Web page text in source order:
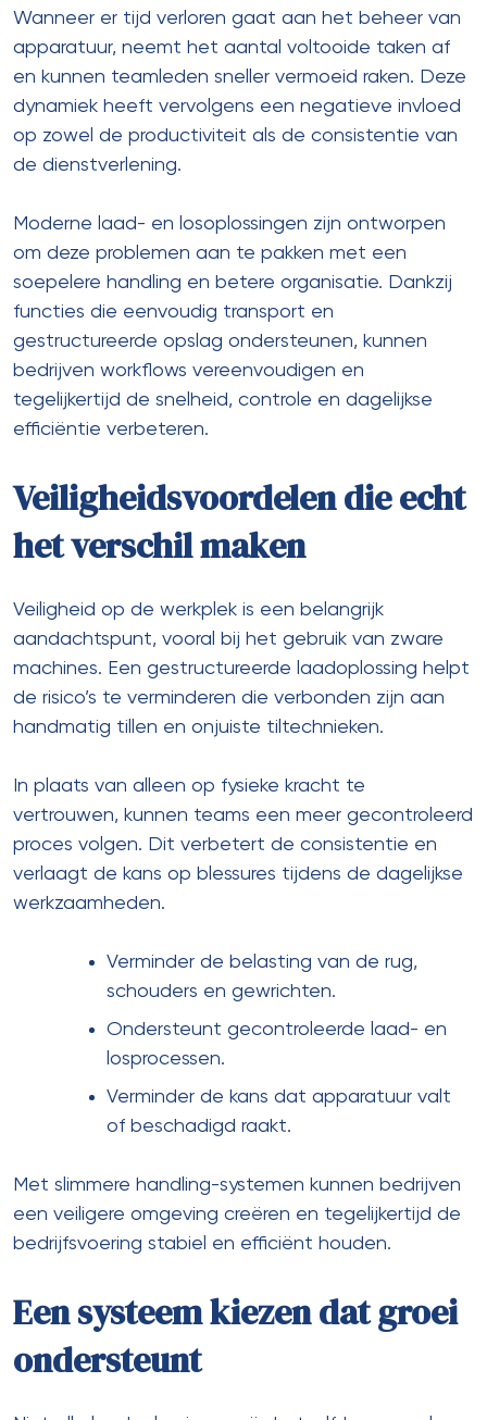
Wanneer er tijd verloren gaat aan het beheer van
apparatuur, neemt het aantal voltooide taken af ​​
en kunnen teamleden sneller vermoeid raken. Deze
dynamiek heeft vervolgens een negatieve invloed
op zowel de productiviteit als de consistentie van
de dienstverlening.
Moderne laad- en losoplossingen zijn ontworpen
om deze problemen aan te pakken met een
soepelere handling en betere organisatie. Dankzij
functies die eenvoudig transport en
gestructureerde opslag ondersteunen, kunnen
bedrijven workflows vereenvoudigen en
tegelijkertijd de snelheid, controle en dagelijkse
efficiëntie verbeteren.
Veiligheidsvoordelen die echt
het verschil maken
Veiligheid op de werkplek is een belangrijk
aandachtspunt, vooral bij het gebruik van zware
machines. Een gestructureerde laadoplossing helpt
de risico’s te verminderen die verbonden zijn aan
handmatig tillen en onjuiste tiltechnieken.
In plaats van alleen op fysieke kracht te
vertrouwen, kunnen teams een meer gecontroleerd
proces volgen. Dit verbetert de consistentie en
verlaagt de kans op blessures tijdens de dagelijkse
werkzaamheden.
Verminder de belasting van de rug,
schouders en gewrichten.
Ondersteunt gecontroleerde laad- en
losprocessen.
Verminder de kans dat apparatuur valt
of beschadigd raakt.
Met slimmere handling-systemen kunnen bedrijven
een veiligere omgeving creëren en tegelijkertijd de
bedrijfsvoering stabiel en efficiënt houden.
Een systeem kiezen dat groei
ondersteunt